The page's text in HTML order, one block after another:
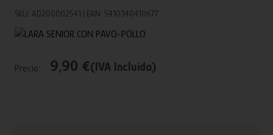
SKU: AD200002541 | EAN: 5410340410677
Precio: 9,90 €(IVA Incluido)